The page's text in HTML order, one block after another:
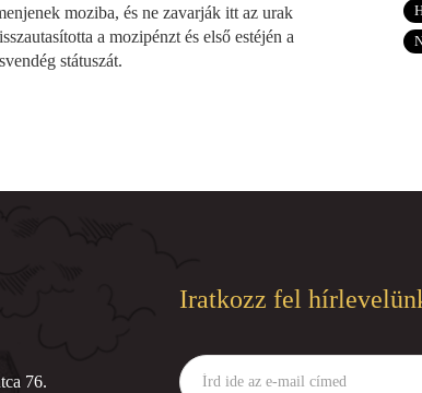
moziba, és ne zavarják itt az urak
a mozipénzt és első estéjén a
státuszát.
76.
Iratkozz fel
Írd
ide